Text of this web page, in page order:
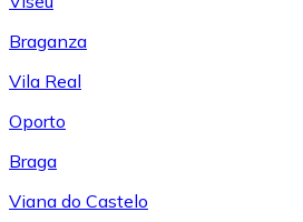
Braganza
Vila Real
Oporto
Braga
Viana do Castelo